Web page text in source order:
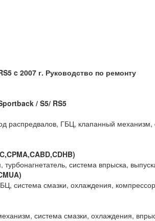
c 2007 г. Руководство по ремонту
/ S5/ RS5
распредвалов, ГБЦ, клапанный механизм,
система впрыска,
система смазки, охлаждения,
система смазки, охлаждения,